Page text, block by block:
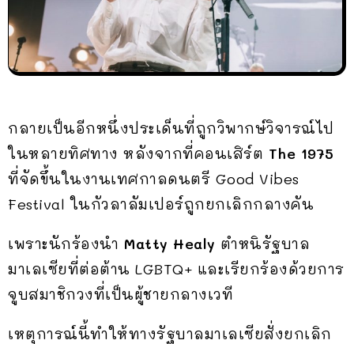
กลายเป็นอีกหนึ่งประเด็นที่ถูกวิพากษ์วิจารณ์ไป
ในหลายทิศทาง หลังจากที่คอนเสิร์ต The 1975
ที่จัดขึ้นในงานเทศกาลดนตรี Good Vibes
Festival ในกัวลาลัมเปอร์ถูกยกเลิกกลางคัน
เพราะนักร้องนำ Matty Healy ตำหนิรัฐบาล
มาเลเซียที่ต่อต้าน LGBTQ+ และเรียกร้องด้วยการ
จูบสมาชิกวงที่เป็นผู้ชายกลางเวที
เหตุการณ์นี้ทำให้ทางรัฐบาลมาเลเซียสั่งยกเลิก